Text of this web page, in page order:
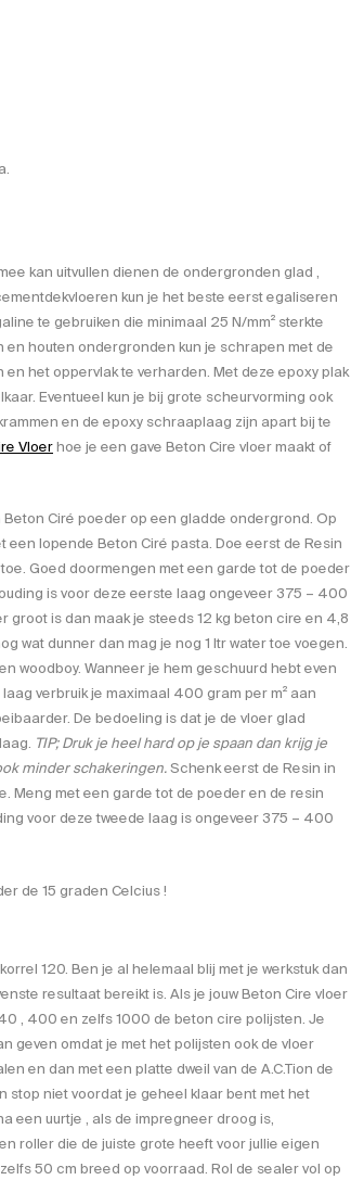
kan uitvullen dienen de ondergronden glad ,
kun je het beste eerst egaliseren
te gebruiken die minimaal 25 N/mm² sterkte
houten ondergronden kun je schrapen met de
het oppervlak te verharden. Met deze epoxy plak
Eventueel kun je bij grote scheurvorming ook
en de epoxy schraaplaag zijn apart bij te
Vloerhoe je een gave Beton Cire vloer maakt of
Ciré poeder op een gladde ondergrond. Op
lopende Beton Ciré pasta. Doe eerst de Resin
Goed doormengen met een garde tot de poeder
is voor deze eerste laag ongeveer 375 – 400
groot is dan maak je steeds 12 kg beton cire en 4,8
wat dunner dan mag je nog 1 ltr water toe voegen.
woodboy. Wanneer je hem geschuurd hebt even
verbruik je maximaal 400 gram per m² aan
De bedoeling is dat je de vloer glad
TIP; Druk je heel hard op je spaan dan krijg je
minder schakeringen.Schenk eerst de Resin in
Meng met een garde tot de poeder en de resin
voor deze tweede laag is ongeveer 375 – 400
de 15 graden Celcius !
120. Ben je al helemaal blij met je werkstuk dan
resultaat bereikt is. Als je jouw Beton Cire vloer
, 400 en zelfs 1000 de beton cire polijsten. Je
geven omdat je met het polijsten ook de vloer
en dan met een platte dweil van de A.C.Tion de
stop niet voordat je geheel klaar bent met het
een uurtje , als de impregneer droog is,
roller die de juiste grote heeft voor jullie eigen
50 cm breed op voorraad. Rol de sealer vol op